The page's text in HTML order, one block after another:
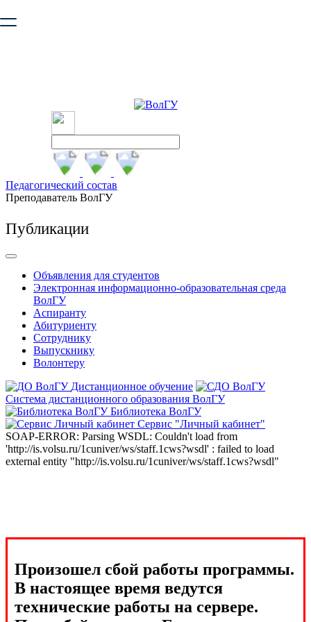
безопасную работу с сайтом. Пожалуйста
Педагогический состав
Преподаватель ВолГУ
Публикации
Объявления для студентов
Электронная информационно-образовательная среда
ВолГУ
Аспиранту
Абитуриенту
Сотруднику
Выпускнику
Волонтеру
Дистанционное обучение
Система дистанционного образования ВолГУ
Библиотека ВолГУ
Сервис "Личный кабинет"
SOAP-ERROR: Parsing WSDL: Couldn't load from
'http://is.volsu.ru/1cuniver/ws/staff.1cws?wsdl' : failed to load
external entity "http://is.volsu.ru/1cuniver/ws/staff.1cws?wsdl"
Произошел сбой работы программы.
В настоящее время ведутся
технические работы на сервере.